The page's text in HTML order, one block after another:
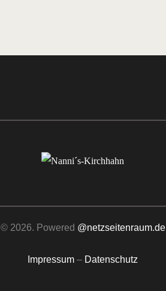
© 2026. Powered @netzseitenraum.de
Impressum – Datenschutz